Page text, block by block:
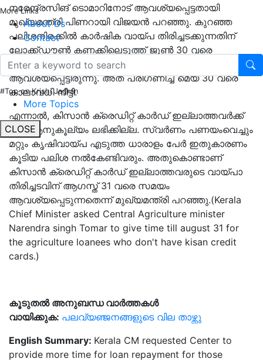
More Links
About Us
Contact
#Top on Krishi Jagran
More Topics
CLOSE
നരേന്ദ്രസിങ് ടൊമാറിനോട് ആവശ്യപ്പെട്ടതായി
മുഖ്യമന്ത്രി പിണറായി വിജയന്‍ പറഞ്ഞു. കുറഞ്ഞ
പലിശനിരക്കില്‍ കാര്‍ഷിക വായ്പ തിരിച്ചടക്കുന്നതിന്
ലോക്ക്ഡൗണ്‍ കണക്കിലെടുത്ത് ജൂണ്‍ 30 വരെ
സാവകാശം അനുവദിക്കണമെന്ന് മാര്‍ച്ചില്‍ സംസ്ഥാനം
ആവശ്യപ്പെട്ടിരുന്നു. അത് പരിഗണിച്ച് മെയ് 30 വരെ
കാലാവധി നീട്ടി.
എന്നാല്‍, കിസാന്‍ ക്രെഡിറ്റ് കാര്‍ഡ് ഇല്ലാത്തവര്‍ക്ക്
ഈ ആനുകൂല്യം ലഭിക്കില്ല. സ്വര്‍ണം പണയംവെച്ചും
മറ്റും കൃഷിവായ്പ എടുത്ത ധാരാളം പേര്‍ ഇതുകാരണം
കൂടിയ പലിശ നല്‍കേണ്ടിവരും. അതുകൊണ്ടാണ്
കിസാന്‍ ക്രെഡിറ്റ് കാര്‍ഡ് ഇല്ലാത്തവരുടെ വായ്പാ
തിരിച്ചടവിന് ആഗസ്ത് 31 വരെ സമയം
ആവശ്യപ്പെടുന്നതെന്ന് മുഖ്യമന്ത്രി പറഞ്ഞു.(Kerala
Chief Minister asked Central Agriculture minister
Narendra singh Tomar to give time till august 31 for
the agriculture loanees who don't have kisan credit
cards.)
കൂടുതൽ അനുബന്ധ വാർത്തകൾ
വായിക്കുക: പലവ്യഞ്ജനങ്ങളുടെ വില താഴ്ന്നു
English Summary: Kerala CM requested Center to
provide more time for loan repayment for those